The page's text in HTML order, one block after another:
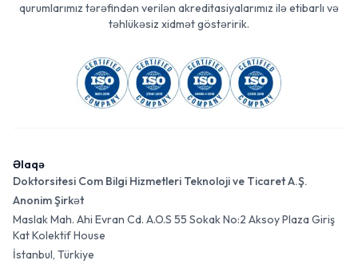
qurumlarımız tərəfindən verilən akreditasiyalarımız ilə etibarlı və
təhlükəsiz xidmət göstəririk.
Əlaqə
Doktorsitesi Com Bilgi Hizmetleri Teknoloji ve Ticaret A.Ş.
Anonim Şirkət
Maslak Mah. Ahi Evran Cd. A.O.S 55 Sokak No:2 Aksoy Plaza Giriş
Kat Kolektif House
İstanbul, Türkiye